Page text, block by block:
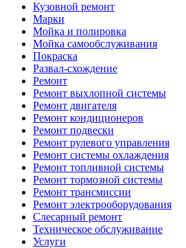
Кузовной ремонт
Марки
Мойка и полировка
Мойка самообслуживания
Покраска
Развал-схождение
Ремонт
Ремонт выхлопной системы
Ремонт двигателя
Ремонт кондиционеров
Ремонт подвески
Ремонт рулевого управления
Ремонт системы охлаждения
Ремонт топливной системы
Ремонт тормозной системы
Ремонт трансмиссии
Ремонт электрооборудования
Слесарный ремонт
Техническое обслуживание
Услуги